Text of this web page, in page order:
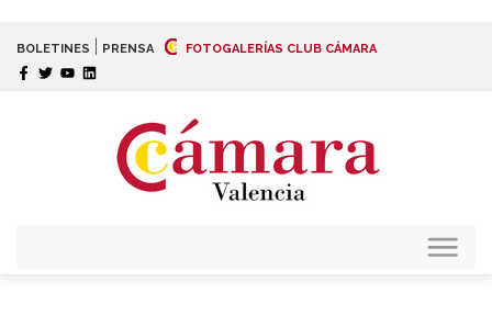
BOLETINES PRENSA FOTOGALERÍAS CLUB CÁMARA